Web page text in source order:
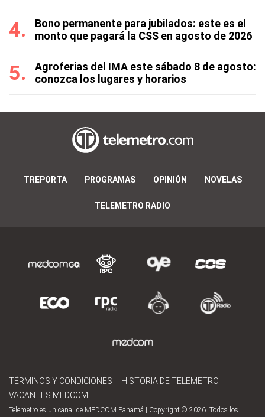
Bono permanente para jubilados: este es el
monto que pagará la CSS en agosto de 2026
Agroferias del IMA este sábado 8 de agosto:
conozca los lugares y horarios
TREPORTA PROGRAMAS OPINIÓN NOVELAS
TELEMETRO RADIO
TÉRMINOS Y CONDICIONES
HISTORIA DE TELEMETRO
VACANTES MEDCOM
Telemetro es un canal de MEDCOM Panamá | Copyright © 2026. Todos los